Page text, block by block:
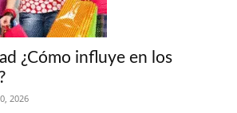
¿Cómo influye en los
2026